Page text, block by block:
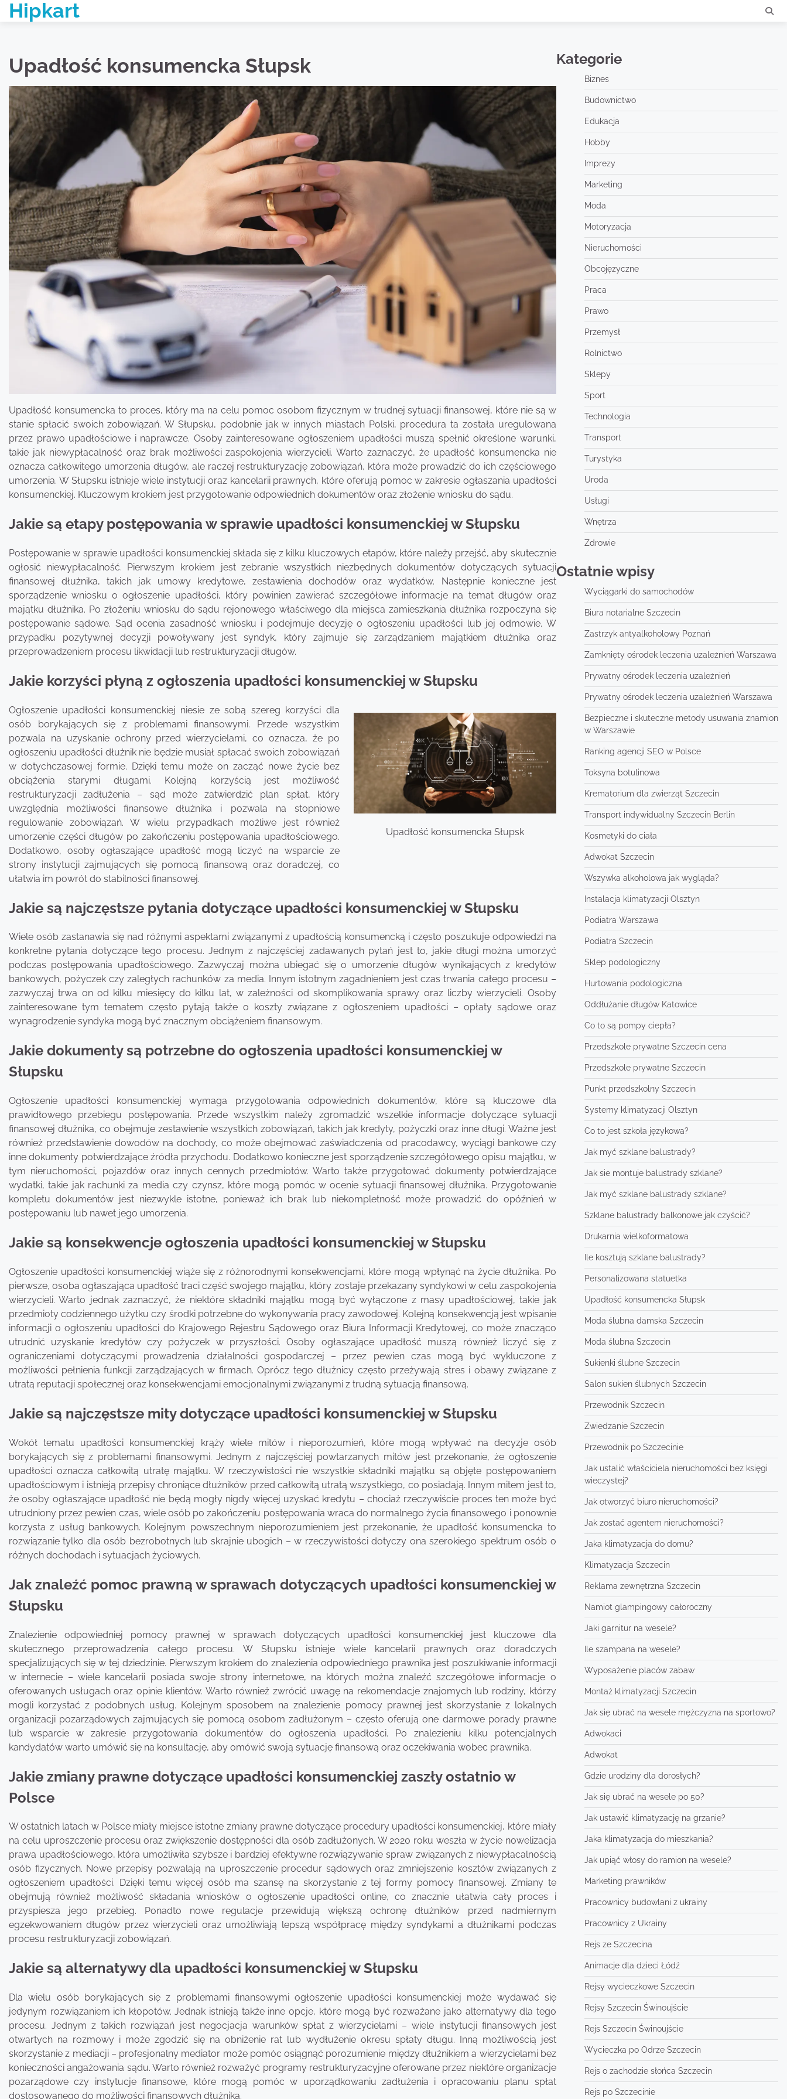
SkipHipkart
Upadłość konsumencka Słupsk
Upadłość konsumencka to proces, który ma na celu pomoc osobom fizycznym w trudnej sytuacji finansowej, które nie są w
stanie spłacić swoich zobowiązań. W Słupsku, podobnie jak w innych miastach Polski, procedura ta została uregulowana
przez prawo upadłościowe i naprawcze. Osoby zainteresowane ogłoszeniem upadłości muszą spełnić określone warunki,
takie jak niewypłacalność oraz brak możliwości zaspokojenia wierzycieli. Warto zaznaczyć, że upadłość konsumencka nie
oznacza całkowitego umorzenia długów, ale raczej restrukturyzację zobowiązań, która może prowadzić do ich częściowego
umorzenia. W Słupsku istnieje wiele instytucji oraz kancelarii prawnych, które oferują pomoc w zakresie ogłaszania upadłości
konsumenckiej. Kluczowym krokiem jest przygotowanie odpowiednich dokumentów oraz złożenie wniosku do sądu.
Jakie są etapy postępowania w sprawie upadłości konsumenckiej w Słupsku
Postępowanie w sprawie upadłości konsumenckiej składa się z kilku kluczowych etapów, które należy przejść, aby skutecznie
ogłosić niewypłacalność. Pierwszym krokiem jest zebranie wszystkich niezbędnych dokumentów dotyczących sytuacji
finansowej dłużnika, takich jak umowy kredytowe, zestawienia dochodów oraz wydatków. Następnie konieczne jest
sporządzenie wniosku o ogłoszenie upadłości, który powinien zawierać szczegółowe informacje na temat długów oraz
majątku dłużnika. Po złożeniu wniosku do sądu rejonowego właściwego dla miejsca zamieszkania dłużnika rozpoczyna się
postępowanie sądowe. Sąd ocenia zasadność wniosku i podejmuje decyzję o ogłoszeniu upadłości lub jej odmowie. W
przypadku pozytywnej decyzji powoływany jest syndyk, który zajmuje się zarządzaniem majątkiem dłużnika oraz
przeprowadzeniem procesu likwidacji lub restrukturyzacji długów.
Jakie korzyści płyną z ogłoszenia upadłości konsumenckiej w Słupsku
Upadłość konsumencka Słupsk
Ogłoszenie upadłości konsumenckiej niesie ze sobą szereg korzyści dla
osób borykających się z problemami finansowymi. Przede wszystkim
pozwala na uzyskanie ochrony przed wierzycielami, co oznacza, że po
ogłoszeniu upadłości dłużnik nie będzie musiał spłacać swoich zobowiązań
w dotychczasowej formie. Dzięki temu może on zacząć nowe życie bez
obciążenia starymi długami. Kolejną korzyścią jest możliwość
restrukturyzacji zadłużenia – sąd może zatwierdzić plan spłat, który
uwzględnia możliwości finansowe dłużnika i pozwala na stopniowe
regulowanie zobowiązań. W wielu przypadkach możliwe jest również
umorzenie części długów po zakończeniu postępowania upadłościowego.
Dodatkowo, osoby ogłaszające upadłość mogą liczyć na wsparcie ze
strony instytucji zajmujących się pomocą finansową oraz doradczej, co
ułatwia im powrót do stabilności finansowej.
Jakie są najczęstsze pytania dotyczące upadłości konsumenckiej w Słupsku
Wiele osób zastanawia się nad różnymi aspektami związanymi z upadłością konsumencką i często poszukuje odpowiedzi na
konkretne pytania dotyczące tego procesu. Jednym z najczęściej zadawanych pytań jest to, jakie długi można umorzyć
podczas postępowania upadłościowego. Zazwyczaj można ubiegać się o umorzenie długów wynikających z kredytów
bankowych, pożyczek czy zaległych rachunków za media. Innym istotnym zagadnieniem jest czas trwania całego procesu –
zazwyczaj trwa on od kilku miesięcy do kilku lat, w zależności od skomplikowania sprawy oraz liczby wierzycieli. Osoby
zainteresowane tym tematem często pytają także o koszty związane z ogłoszeniem upadłości – opłaty sądowe oraz
wynagrodzenie syndyka mogą być znacznym obciążeniem finansowym.
Jakie dokumenty są potrzebne do ogłoszenia upadłości konsumenckiej w
Słupsku
Ogłoszenie upadłości konsumenckiej wymaga przygotowania odpowiednich dokumentów, które są kluczowe dla
prawidłowego przebiegu postępowania. Przede wszystkim należy zgromadzić wszelkie informacje dotyczące sytuacji
finansowej dłużnika, co obejmuje zestawienie wszystkich zobowiązań, takich jak kredyty, pożyczki oraz inne długi. Ważne jest
również przedstawienie dowodów na dochody, co może obejmować zaświadczenia od pracodawcy, wyciągi bankowe czy
inne dokumenty potwierdzające źródła przychodu. Dodatkowo konieczne jest sporządzenie szczegółowego opisu majątku, w
tym nieruchomości, pojazdów oraz innych cennych przedmiotów. Warto także przygotować dokumenty potwierdzające
wydatki, takie jak rachunki za media czy czynsz, które mogą pomóc w ocenie sytuacji finansowej dłużnika. Przygotowanie
kompletu dokumentów jest niezwykle istotne, ponieważ ich brak lub niekompletność może prowadzić do opóźnień w
postępowaniu lub nawet jego umorzenia.
Jakie są konsekwencje ogłoszenia upadłości konsumenckiej w Słupsku
Ogłoszenie upadłości konsumenckiej wiąże się z różnorodnymi konsekwencjami, które mogą wpłynąć na życie dłużnika. Po
pierwsze, osoba ogłaszająca upadłość traci część swojego majątku, który zostaje przekazany syndykowi w celu zaspokojenia
wierzycieli. Warto jednak zaznaczyć, że niektóre składniki majątku mogą być wyłączone z masy upadłościowej, takie jak
przedmioty codziennego użytku czy środki potrzebne do wykonywania pracy zawodowej. Kolejną konsekwencją jest wpisanie
informacji o ogłoszeniu upadłości do Krajowego Rejestru Sądowego oraz Biura Informacji Kredytowej, co może znacząco
utrudnić uzyskanie kredytów czy pożyczek w przyszłości. Osoby ogłaszające upadłość muszą również liczyć się z
ograniczeniami dotyczącymi prowadzenia działalności gospodarczej – przez pewien czas mogą być wykluczone z
możliwości pełnienia funkcji zarządzających w firmach. Oprócz tego dłużnicy często przeżywają stres i obawy związane z
utratą reputacji społecznej oraz konsekwencjami emocjonalnymi związanymi z trudną sytuacją finansową.
Jakie są najczęstsze mity dotyczące upadłości konsumenckiej w Słupsku
Wokół tematu upadłości konsumenckiej krąży wiele mitów i nieporozumień, które mogą wpływać na decyzje osób
borykających się z problemami finansowymi. Jednym z najczęściej powtarzanych mitów jest przekonanie, że ogłoszenie
upadłości oznacza całkowitą utratę majątku. W rzeczywistości nie wszystkie składniki majątku są objęte postępowaniem
upadłościowym i istnieją przepisy chroniące dłużników przed całkowitą utratą wszystkiego, co posiadają. Innym mitem jest to,
że osoby ogłaszające upadłość nie będą mogły nigdy więcej uzyskać kredytu – chociaż rzeczywiście proces ten może być
utrudniony przez pewien czas, wiele osób po zakończeniu postępowania wraca do normalnego życia finansowego i ponownie
korzysta z usług bankowych. Kolejnym powszechnym nieporozumieniem jest przekonanie, że upadłość konsumencka to
rozwiązanie tylko dla osób bezrobotnych lub skrajnie ubogich – w rzeczywistości dotyczy ona szerokiego spektrum osób o
różnych dochodach i sytuacjach życiowych.
Jak znaleźć pomoc prawną w sprawach dotyczących upadłości konsumenckiej w
Słupsku
Znalezienie odpowiedniej pomocy prawnej w sprawach dotyczących upadłości konsumenckiej jest kluczowe dla
skutecznego przeprowadzenia całego procesu. W Słupsku istnieje wiele kancelarii prawnych oraz doradczych
specjalizujących się w tej dziedzinie. Pierwszym krokiem do znalezienia odpowiedniego prawnika jest poszukiwanie informacji
w internecie – wiele kancelarii posiada swoje strony internetowe, na których można znaleźć szczegółowe informacje o
oferowanych usługach oraz opinie klientów. Warto również zwrócić uwagę na rekomendacje znajomych lub rodziny, którzy
mogli korzystać z podobnych usług. Kolejnym sposobem na znalezienie pomocy prawnej jest skorzystanie z lokalnych
organizacji pozarządowych zajmujących się pomocą osobom zadłużonym – często oferują one darmowe porady prawne
lub wsparcie w zakresie przygotowania dokumentów do ogłoszenia upadłości. Po znalezieniu kilku potencjalnych
kandydatów warto umówić się na konsultację, aby omówić swoją sytuację finansową oraz oczekiwania wobec prawnika.
Jakie zmiany prawne dotyczące upadłości konsumenckiej zaszły ostatnio w
Polsce
W ostatnich latach w Polsce miały miejsce istotne zmiany prawne dotyczące procedury upadłości konsumenckiej, które miały
na celu uproszczenie procesu oraz zwiększenie dostępności dla osób zadłużonych. W 2020 roku weszła w życie nowelizacja
prawa upadłościowego, która umożliwiła szybsze i bardziej efektywne rozwiązywanie spraw związanych z niewypłacalnością
osób fizycznych. Nowe przepisy pozwalają na uproszczenie procedur sądowych oraz zmniejszenie kosztów związanych z
ogłoszeniem upadłości. Dzięki temu więcej osób ma szansę na skorzystanie z tej formy pomocy finansowej. Zmiany te
obejmują również możliwość składania wniosków o ogłoszenie upadłości online, co znacznie ułatwia cały proces i
przyspiesza jego przebieg. Ponadto nowe regulacje przewidują większą ochronę dłużników przed nadmiernym
egzekwowaniem długów przez wierzycieli oraz umożliwiają lepszą współpracę między syndykami a dłużnikami podczas
procesu restrukturyzacji zobowiązań.
Jakie są alternatywy dla upadłości konsumenckiej w Słupsku
Dla wielu osób borykających się z problemami finansowymi ogłoszenie upadłości konsumenckiej może wydawać się
jedynym rozwiązaniem ich kłopotów. Jednak istnieją także inne opcje, które mogą być rozważane jako alternatywy dla tego
procesu. Jednym z takich rozwiązań jest negocjacja warunków spłat z wierzycielami – wiele instytucji finansowych jest
otwartych na rozmowy i może zgodzić się na obniżenie rat lub wydłużenie okresu spłaty długu. Inną możliwością jest
skorzystanie z mediacji – profesjonalny mediator może pomóc osiągnąć porozumienie między dłużnikiem a wierzycielami bez
konieczności angażowania sądu. Warto również rozważyć programy restrukturyzacyjne oferowane przez niektóre organizacje
pozarządowe czy instytucje finansowe, które mogą pomóc w uporządkowaniu zadłużenia i opracowaniu planu spłat
dostosowanego do możliwości finansowych dłużnika.
Kategorie
Biznes
Budownictwo
Edukacja
Hobby
Imprezy
Marketing
Moda
Motoryzacja
Nieruchomości
Obcojęzyczne
Praca
Prawo
Przemysł
Rolnictwo
Sklepy
Sport
Technologia
Transport
Turystyka
Uroda
Usługi
Wnętrza
Zdrowie
Ostatnie wpisy
Wyciągarki do samochodów
Biura notarialne Szczecin
Zastrzyk antyalkoholowy Poznań
Zamknięty ośrodek leczenia uzależnień Warszawa
Prywatny ośrodek leczenia uzależnień
Prywatny ośrodek leczenia uzależnień Warszawa
Bezpieczne i skuteczne metody usuwania znamion
w Warszawie
Ranking agencji SEO w Polsce
Toksyna botulinowa
Krematorium dla zwierząt Szczecin
Transport indywidualny Szczecin Berlin
Kosmetyki do ciała
Adwokat Szczecin
Wszywka alkoholowa jak wygląda?
Instalacja klimatyzacji Olsztyn
Podiatra Warszawa
Podiatra Szczecin
Sklep podologiczny
Hurtowania podologiczna
Oddłużanie długów Katowice
Co to są pompy ciepła?
Przedszkole prywatne Szczecin cena
Przedszkole prywatne Szczecin
Punkt przedszkolny Szczecin
Systemy klimatyzacji Olsztyn
Co to jest szkoła językowa?
Jak myć szklane balustrady?
Jak sie montuje balustrady szklane?
Jak myć szklane balustrady szklane?
Szklane balustrady balkonowe jak czyścić?
Drukarnia wielkoformatowa
Ile kosztują szklane balustrady?
Personalizowana statuetka
Upadłość konsumencka Słupsk
Moda ślubna damska Szczecin
Moda ślubna Szczecin
Sukienki ślubne Szczecin
Salon sukien ślubnych Szczecin
Przewodnik Szczecin
Zwiedzanie Szczecin
Przewodnik po Szczecinie
Jak ustalić właściciela nieruchomości bez księgi
wieczystej?
Jak otworzyć biuro nieruchomości?
Jak zostać agentem nieruchomości?
Jaka klimatyzacja do domu?
Klimatyzacja Szczecin
Reklama zewnętrzna Szczecin
Namiot glampingowy całoroczny
Jaki garnitur na wesele?
Ile szampana na wesele?
Wyposażenie placów zabaw
Montaż klimatyzacji Szczecin
Jak się ubrać na wesele mężczyzna na sportowo?
Adwokaci
Adwokat
Gdzie urodziny dla dorosłych?
Jak się ubrać na wesele po 50?
Jak ustawić klimatyzację na grzanie?
Jaka klimatyzacja do mieszkania?
Jak upiąć włosy do ramion na wesele?
Marketing prawników
Pracownicy budowlani z ukrainy
Pracownicy z Ukrainy
Rejs ze Szczecina
Animacje dla dzieci Łódź
Rejsy wycieczkowe Szczecin
Rejsy Szczecin Świnoujście
Rejs Szczecin Świnoujście
Wycieczka po Odrze Szczecin
Rejs o zachodzie słońca Szczecin
Rejs po Szczecinie